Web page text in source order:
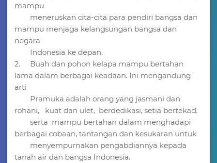
mampu
meneruskan cita-cita para pendiri bangsa dan
mampu menjaga kelangsungan bangsa dan
negara
Indonesia ke depan.
2. Buah dan pohon kelapa mampu bertahan
lama dalam berbagai keadaan. Ini mengandung
arti
Pramuka adalah orang yang jasmani dan
rohani, kuat dan ulet, berdedikasi, setia bertekad,
serta mampu bertahan dalam menghadapi
berbagai cobaan, tantangan dan kesukaran untuk
menyempurnakan pengabdiannya kepada
tanah air dan bangsa Indonesia.